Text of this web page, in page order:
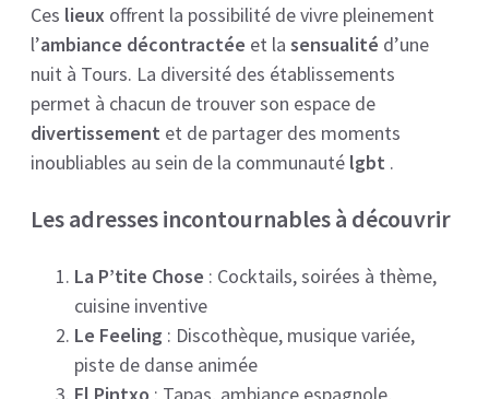
Ces lieux offrent la possibilité de vivre pleinement
l’ambiance décontractée et la sensualité d’une
nuit à Tours. La diversité des établissements
permet à chacun de trouver son espace de
divertissement et de partager des moments
inoubliables au sein de la communauté lgbt .
Les adresses incontournables à découvrir
La P’tite Chose : Cocktails, soirées à thème,
cuisine inventive
Le Feeling : Discothèque, musique variée,
piste de danse animée
El Pintxo : Tapas, ambiance espagnole,